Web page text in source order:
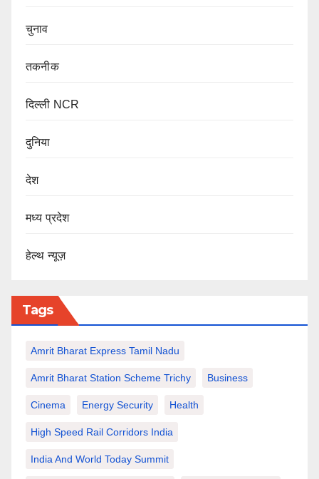
चुनाव
तकनीक
दिल्ली NCR
दुनिया
देश
मध्य प्रदेश
हेल्थ न्यूज़
Tags
Amrit Bharat Express Tamil Nadu
Amrit Bharat Station Scheme Trichy Business
Cinema Energy Security Health
High Speed Rail Corridors India
India And World Today Summit